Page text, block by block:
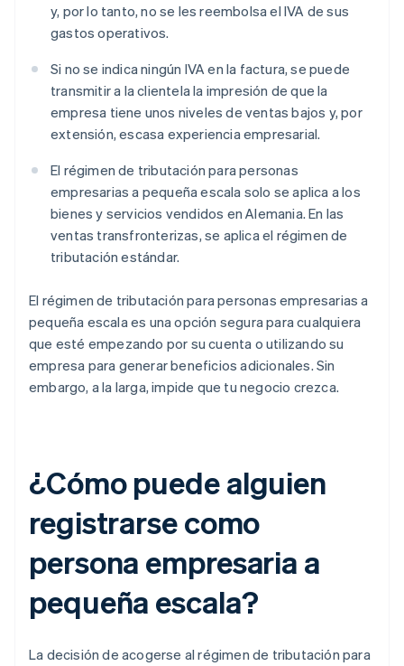
y, por lo tanto, no se les reembolsa el IVA de sus
gastos operativos.
Si no se indica ningún IVA en la factura, se puede
transmitir a la clientela la impresión de que la
empresa tiene unos niveles de ventas bajos y, por
extensión, escasa experiencia empresarial.
El régimen de tributación para personas
empresarias a pequeña escala solo se aplica a los
bienes y servicios vendidos en Alemania. En las
ventas transfronterizas, se aplica el régimen de
tributación estándar.
El régimen de tributación para personas empresarias a
pequeña escala es una opción segura para cualquiera
que esté empezando por su cuenta o utilizando su
empresa para generar beneficios adicionales. Sin
embargo, a la larga, impide que tu negocio crezca.
¿Cómo puede alguien
registrarse como
persona empresaria a
pequeña escala?
La decisión de acogerse al régimen de tributación para